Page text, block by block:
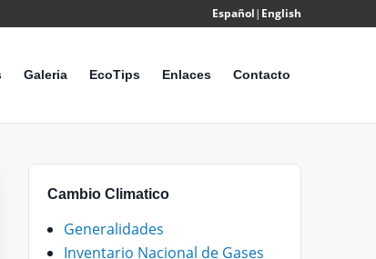
Español| English
Galeria EcoTips Enlaces Contacto
Cambio Climatico
Generalidades
Inventario Nacional de Gases